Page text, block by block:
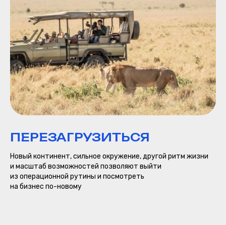
ПЕРЕЗАГРУЗИТЬСЯ
Новый континент, сильное окружение, другой ритм жизни
и масштаб возможностей позволяют выйти
из операционной рутины и посмотреть
на бизнес по-новому
Форум «Кения — Россия»
Встреча с кенийскими
предпринимателями
Лекция: Как нужно и НЕ
нужно вести бизнес в Африке
(Самая практическая часть
всей поездки)
Закрытый ужин
предпринимателей
Главная атмосфера:
проекты
Подробнее